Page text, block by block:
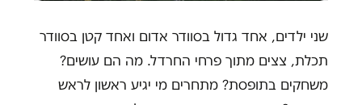
שני ילדים, אחד גדול בסוודר אדום ואחד קטן בסוודר
תכלת, צצים מתוך פרחי החרדל. מה הם עושים?
משחקים בתופסת? מתחרים מי יגיע ראשון לראש